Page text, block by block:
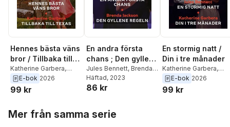
Hennes bästa väns
bror / Tillbaka till
Texas
Katherine Garbera,
Jules Bennett
E-bok 2026
99 kr
En andra första
chans ; Den gyllene
regeln
Jules Bennett, Brenda
Jackson
Häftad, 2023
86 kr
En stormig natt /
Din i tre månader
Katherine Garbera,
Jules Bennett
E-bok 2026
99 kr
Mer från samma serie